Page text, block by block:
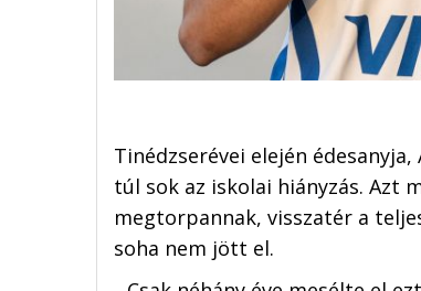
Tinédzserévei elején
túl sok az iskolai hiányzás. Azt
megtorpannak, visszatér a
soha nem jött el.